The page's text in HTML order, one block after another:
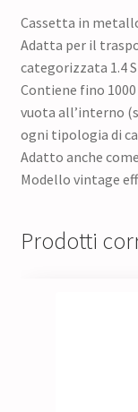
Cassetta in
Adatta per il
categorizzata 1.4
Contiene fino
vuota all’interno
ogni tipologia di
Adatto anche
Modello vintage
Prodotti